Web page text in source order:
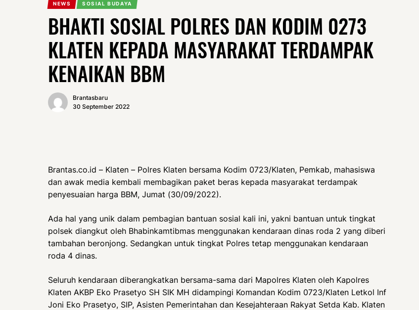
NEWS SOSIAL BUDAYA
BHAKTI SOSIAL POLRES DAN KODIM 0273
KLATEN KEPADA MASYARAKAT TERDAMPAK
KENAIKAN BBM
Brantasbaru
30 September 2022
Brantas.co.id – Klaten – Polres Klaten bersama Kodim 0723/Klaten, Pemkab, mahasiswa
dan awak media kembali membagikan paket beras kepada masyarakat terdampak
penyesuaian harga BBM, Jumat (30/09/2022).
Ada hal yang unik dalam pembagian bantuan sosial kali ini, yakni bantuan untuk tingkat
polsek diangkut oleh Bhabinkamtibmas menggunakan kendaraan dinas roda 2 yang diberi
tambahan beronjong. Sedangkan untuk tingkat Polres tetap menggunakan kendaraan
roda 4 dinas.
Seluruh kendaraan diberangkatkan bersama-sama dari Mapolres Klaten oleh Kapolres
Klaten AKBP Eko Prasetyo SH SIK MH didampingi Komandan Kodim 0723/Klaten Letkol Inf
Joni Eko Prasetyo, SIP, Asisten Pemerintahan dan Kesejahteraan Rakyat Setda Kab. Klaten